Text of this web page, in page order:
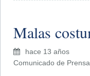
Malas
hace 13 años
Comunicado de